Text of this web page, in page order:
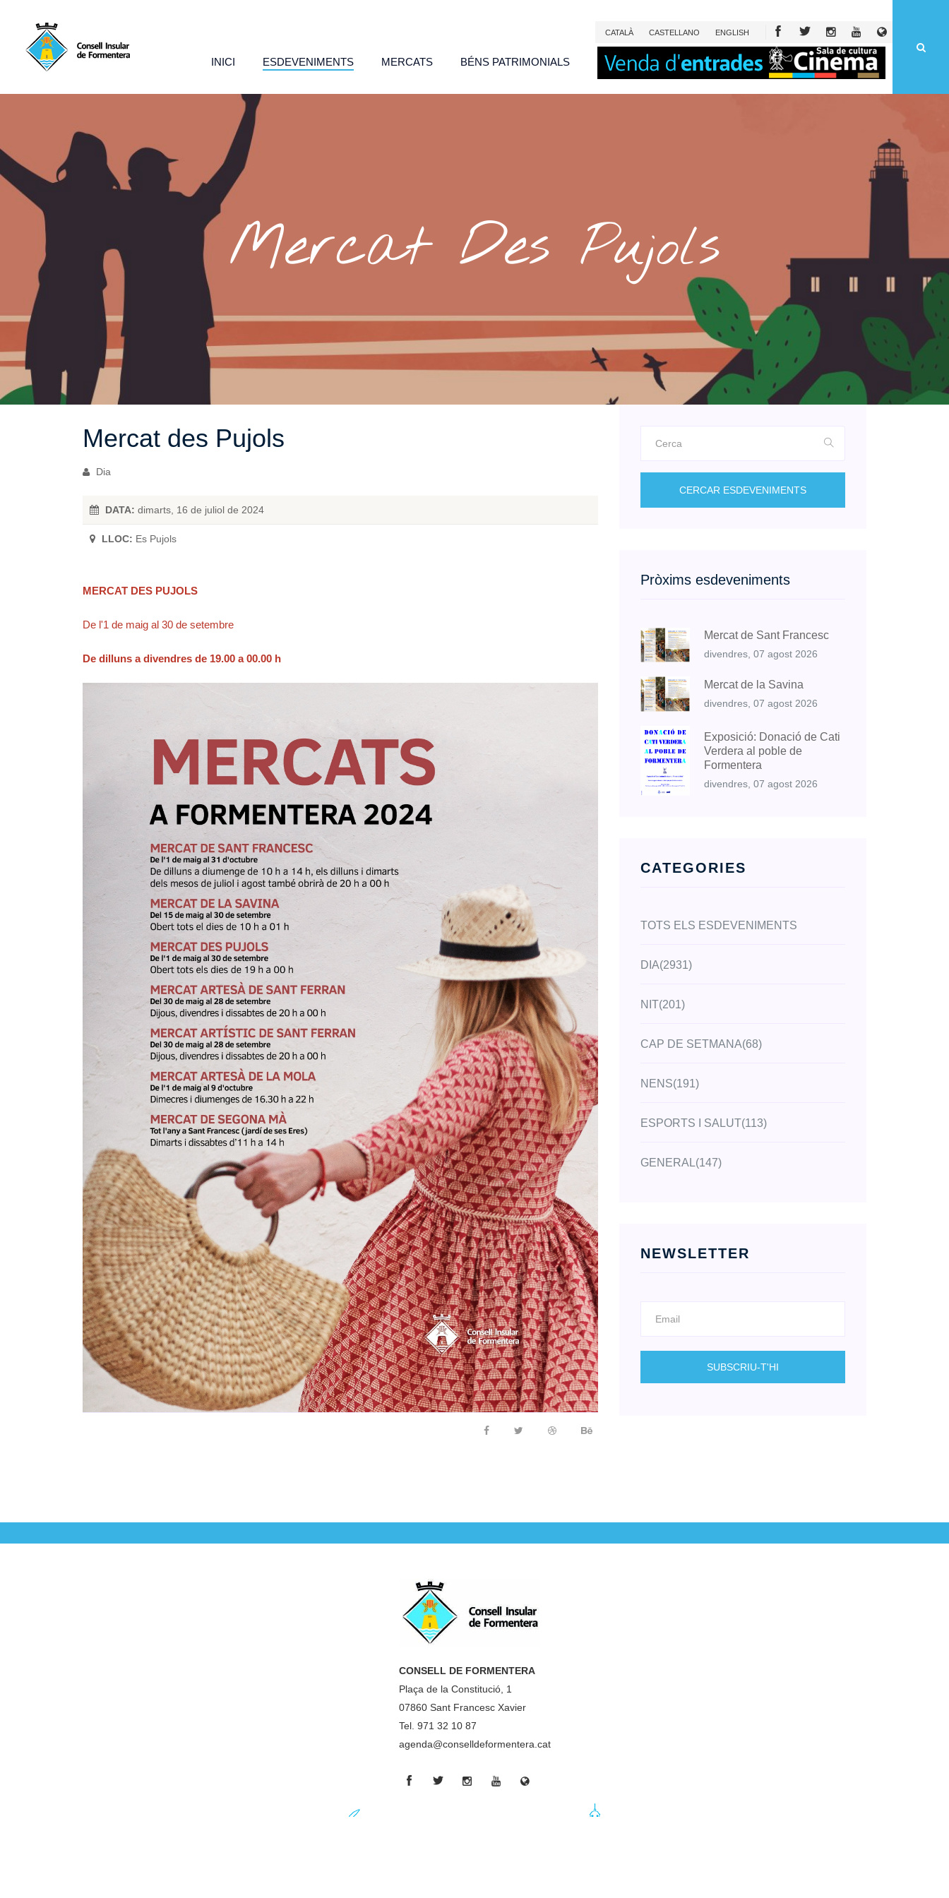
CATALÀ CASTELLANO ENGLISH
INICI ESDEVENIMENTS MERCATS BÉNS PATRIMONIALS
Mercat Des Pujols
Mercat des Pujols
Dia
DATA: dimarts, 16 de juliol de 2024
LLOC: Es Pujols
MERCAT DES PUJOLS
De l'1 de maig al 30 de setembre
De dilluns a divendres de 19.00 a 00.00 h
CERCAR ESDEVENIMENTS
Pròxims esdeveniments
Mercat de Sant Francesc
divendres, 07 agost 2026
Mercat de la Savina
divendres, 07 agost 2026
Exposició: Donació de Cati
Verdera al poble de
Formentera
divendres, 07 agost 2026
CATEGORIES
TOTS ELS ESDEVENIMENTS
DIA(2931)
NIT(201)
CAP DE SETMANA(68)
NENS(191)
ESPORTS I SALUT(113)
GENERAL(147)
NEWSLETTER
CONSELL DE FORMENTERA
Plaça de la Constitució, 1
07860 Sant Francesc Xavier
Tel. 971 32 10 87
agenda@conselldeformentera.cat